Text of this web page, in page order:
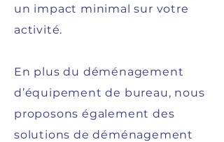
un impact minimal sur votre
activité.
En plus du déménagement
d’équipement de bureau, nous
proposons également des
solutions de déménagement